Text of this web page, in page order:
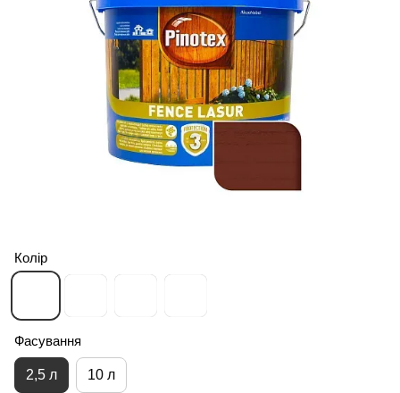
Колір
Фасування
2,5 л 10 л